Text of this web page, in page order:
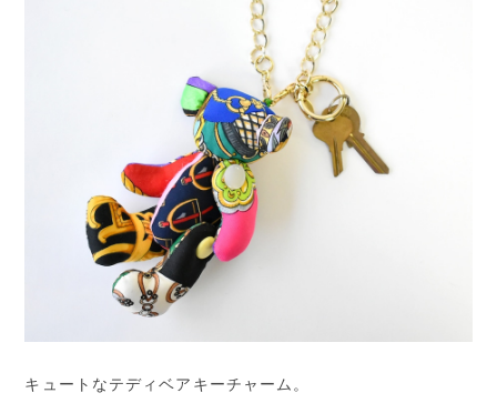
キュートなテディベアキーチャーム。